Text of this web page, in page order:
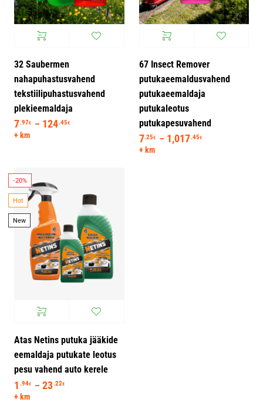
32 Saubermen
nahapuhastusvahend
tekstiilipuhastusvahend
plekieemaldaja
7.97€ – 124.45€ Hinnavahemik: 7.97€ kuni 124.45€
+ km
67 Insect Remover
putukaeemaldusvahend
putukaeemaldaja
putukaleotus
putukapesuvahend
7.25€ – 1,017.45€
+ km
-20%
Hot
New
Atas Netins putuka jääkide
eemaldaja putukate leotus
pesu vahend auto kerele
1 .94€ – 23.22€
+ km